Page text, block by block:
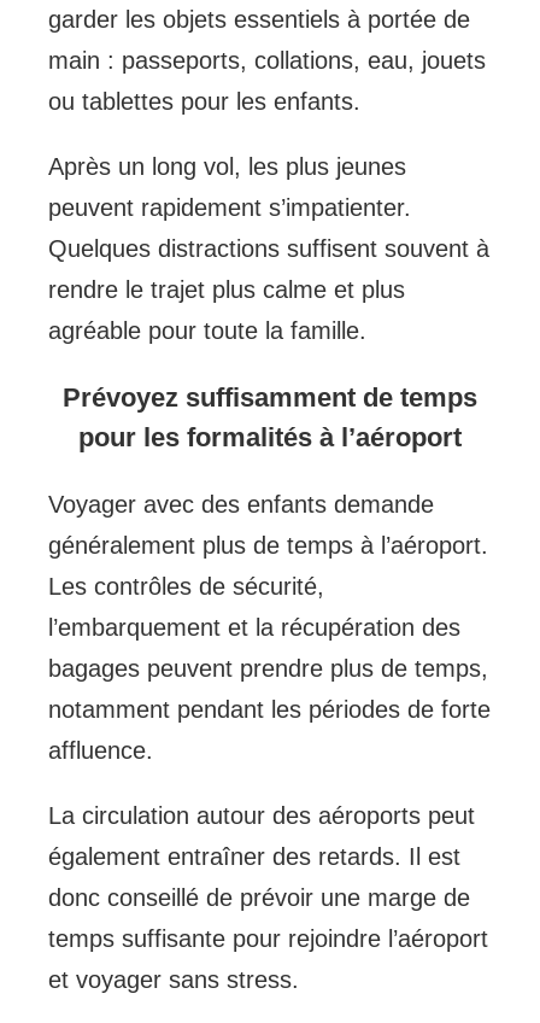
garder les objets essentiels à portée de
main : passeports, collations, eau, jouets
ou tablettes pour les enfants.
Après un long vol, les plus jeunes
peuvent rapidement s’impatienter.
Quelques distractions suffisent souvent à
rendre le trajet plus calme et plus
agréable pour toute la famille.
Prévoyez suffisamment de temps
pour les formalités à l’aéroport
Voyager avec des enfants demande
généralement plus de temps à l’aéroport.
Les contrôles de sécurité,
l’embarquement et la récupération des
bagages peuvent prendre plus de temps,
notamment pendant les périodes de forte
affluence.
La circulation autour des aéroports peut
également entraîner des retards. Il est
donc conseillé de prévoir une marge de
temps suffisante pour rejoindre l’aéroport
et voyager sans stress.